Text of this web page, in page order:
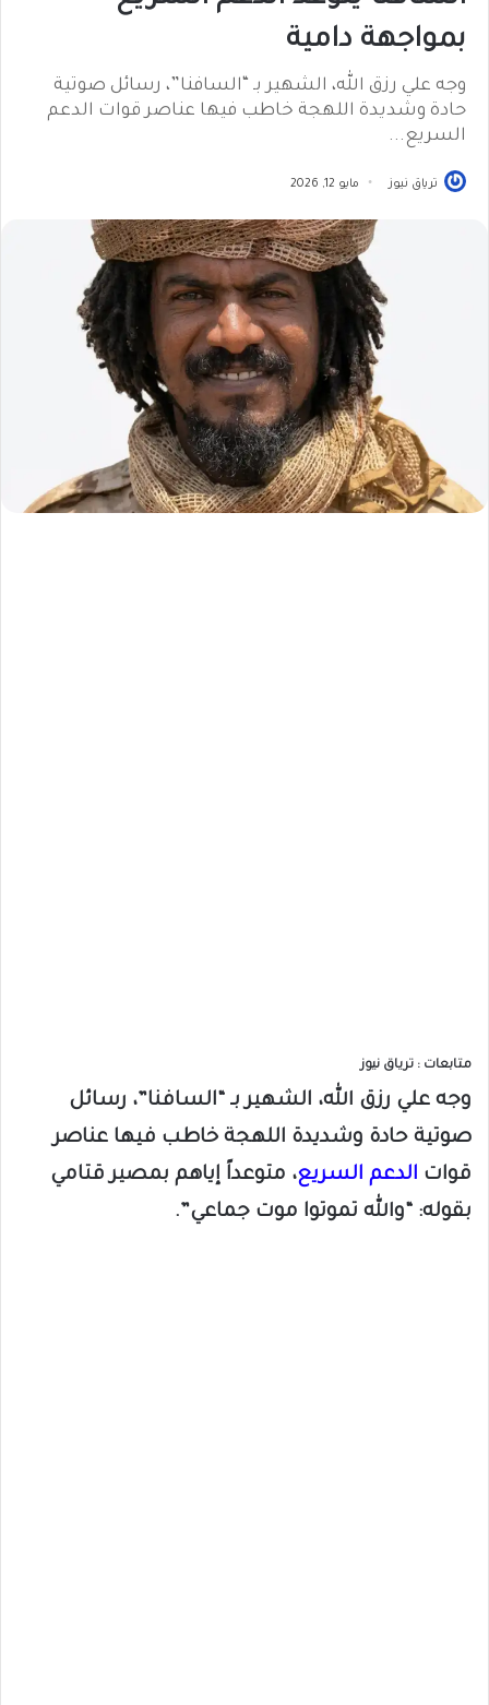
بمواجهة دامية
​وجه علي رزق الله، الشهير بـ “السافنا”، رسائل صوتية
حادة وشديدة اللهجة خاطب فيها عناصر قوات الدعم
السريع...
ترياق نيوز مايو 12, 2026
متابعات : ترياق نيوز
​وجه علي رزق الله، الشهير بـ “السافنا”، رسائل
صوتية حادة وشديدة اللهجة خاطب فيها عناصر
قوات الدعم السريع، متوعداً إياهم بمصير قتامي
بقوله: “والله تموتوا موت جماعي”.